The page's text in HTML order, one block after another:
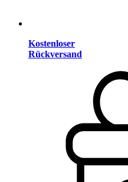
Kostenloser
Rückversand